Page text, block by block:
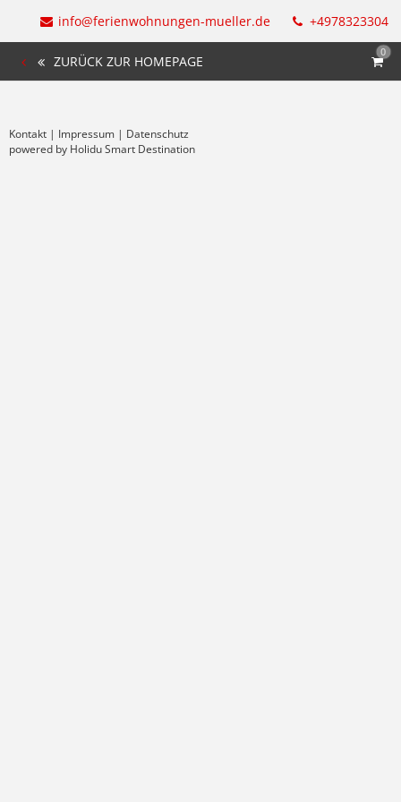
info@ferienwohnungen-mueller.de +4978323304
0
ZURÜCK ZUR HOMEPAGE
Kontakt | Impressum | Datenschutz
powered by Holidu Smart Destination